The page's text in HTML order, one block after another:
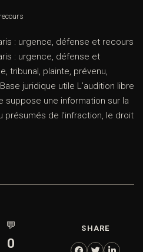
: urgence, défense et recours
: urgence, défense et
tribunal, plainte, prévenu,
juridique utile L’audition libre
suppose une information sur la
présumés de l’infraction, le droit
💬
0
SHARE